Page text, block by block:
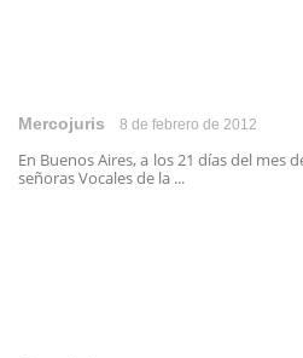
Mercojuris 8 de febrero de 2012
En Buenos Aires, a los 21 días del mes
señoras Vocales de la ...